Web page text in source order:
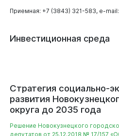
Горожанам
Приемная: +7 (3843) 321-583, e-mail:
Инвестиционная среда
Стратегия социально-
развития
округа до 2035 года
Решение Новокузнецкого
депутатов от 25.12.2018 № 17/157